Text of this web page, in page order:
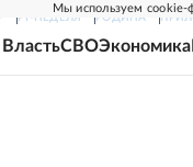
Мы используем cookie-
РГ-НЕДЕЛЯ РОДИНА
ВластьСВОЭкономика